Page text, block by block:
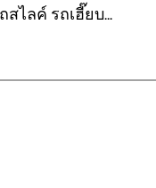
สไลค์ รถเฮี๊ยบ...